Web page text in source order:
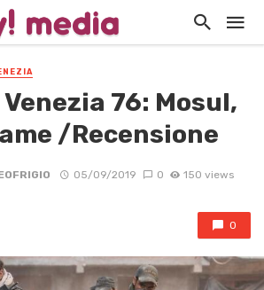
76: Mosul,
/Recensione
05/09/2019 0 150 views
0